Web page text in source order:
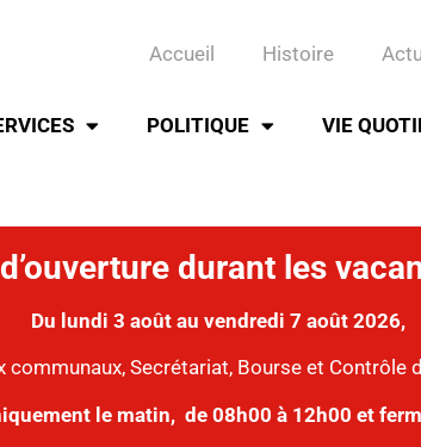
Accueil Histoire
POLITIQUE VIE
durant les
Du lundi 3 août au vendredi 7 août 2026,
communaux, Secrétariat, Bourse et Contrôle
le matin, de 08h00 à 12h00 et